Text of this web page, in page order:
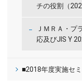
チの役割（
ＪＭＲＡ・プ
応及びJIS Y
■2018年度実施セ